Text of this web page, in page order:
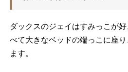
ダックスのジェイはすみっこが
べて大きなベッドの端っこに座
ます。